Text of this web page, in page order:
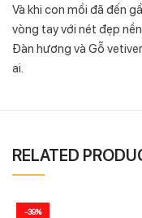
Và khi con mồi đã đến
vòng tay với nét đẹp
Đàn hương và Gỗ
ai.
RELATED
-39%